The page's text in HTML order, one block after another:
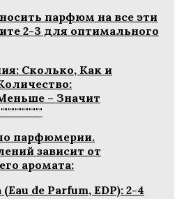
парфюм на все эти
2-3 для оптимального
Сколько, Как и
– Значит
парфюмерии.
зависит от
аромата:
de Parfum, EDP): 2-4